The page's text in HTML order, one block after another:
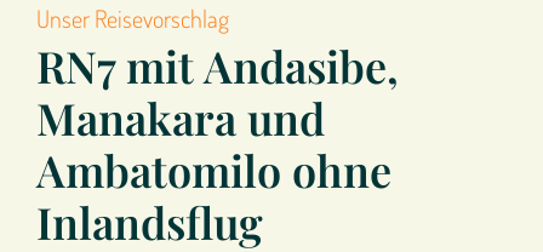
Unser Reisevorschlag
RN7 mit Andasibe,
Manakara und
Ambatomilo ohne
Inlandsflug